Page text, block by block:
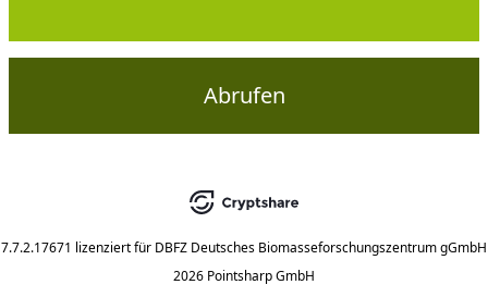
Abrufen
7.7.2.17671 lizenziert für DBFZ Deutsches Biomasseforschungszentrum gGmbH
2026 Pointsharp GmbH